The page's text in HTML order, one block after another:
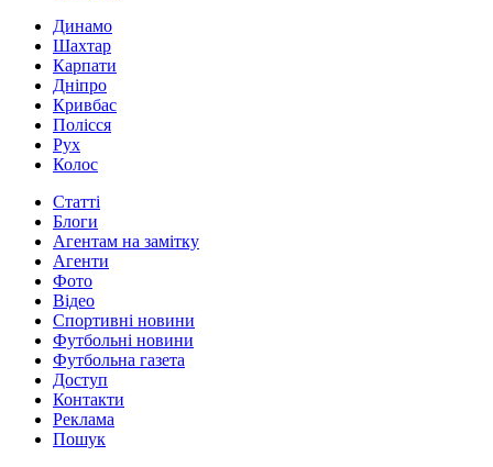
Динамо
Шахтар
Карпати
Дніпро
Кривбас
Полісся
Рух
Колос
Статті
Блоги
Агентам на замітку
Агенти
Фото
Відео
Спортивні новини
Футбольні новини
Футбольна газета
Доступ
Контакти
Реклама
Пошук